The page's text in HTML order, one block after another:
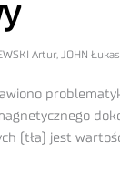
Artur, JOHN
(tła) jest